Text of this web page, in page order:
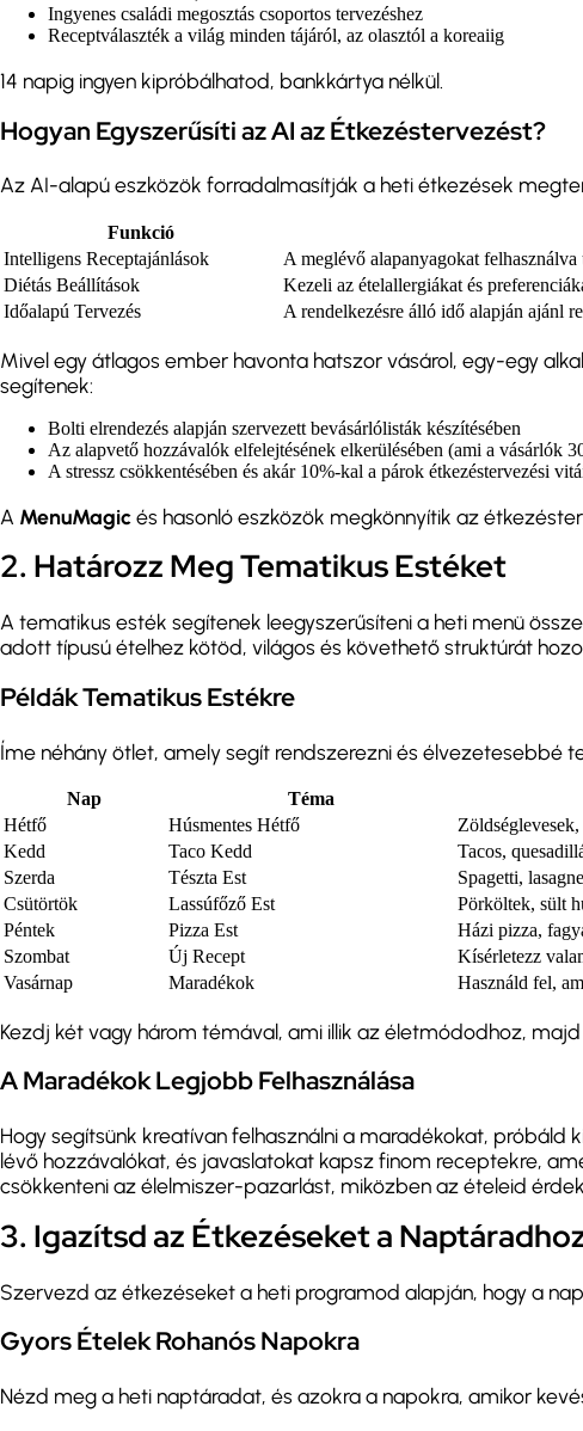
Ingyenes családi megosztás csoportos tervezéshez
Receptválaszték a világ minden tájáról, az olasztól a koreaiig
14 napig ingyen kipróbálhatod, bankkártya nélkül.
Hogyan Egyszerűsíti az AI az Étkezéstervezést?
Az AI-alapú eszközök forradalmasítják a heti étkezések
Funkció
Intelligens Receptajánlások
A meglévő alapanyagokat
Diétás Beállítások
Kezeli az ételallergiákat és
Időalapú Tervezés
A rendelkezésre álló idő alapján ajánl
Mivel egy átlagos ember havonta hatszor vásárol, egy-egy
segítenek:
Bolti elrendezés alapján szervezett bevásárlólisták készítésében
Az alapvető hozzávalók elfelejtésének elkerülésében (ami a vásárlók
A stressz csökkentésében és akár 10%-kal a párok étkezéstervezési
A MenuMagicés hasonló eszközök megkönnyítik az
2. Határozz Meg Tematikus Estéket
A tematikus esték segítenek leegyszerűsíteni a heti menü
adott típusú ételhez kötöd, világos és követhető struktúrát
Példák Tematikus Estékre
Íme néhány ötlet, amely segít rendszerezni és élvezetesebbé
Nap Téma
Hétfő
Húsmentes Hétfő
Kedd
Taco Kedd
Tacos,
Szerda
Tészta Est
Spagetti,
Csütörtök
Lassúfőző Est
Pörköltek, sült
Péntek
Pizza Est
Házi pizza,
Szombat
Új Recept
Kísérletezz
Vasárnap
Maradékok Használd fel,
Kezdj két vagy három témával, ami illik az életmódodhoz,
A Maradékok Legjobb Felhasználása
Hogy segítsünk kreatívan felhasználni a maradékokat, próbáld
lévő hozzávalókat, és javaslatokat kapsz finom receptekre,
csökkenteni az élelmiszer-pazarlást, miközben az ételeid
3. Igazítsd az Étkezéseket a
Szervezd az étkezéseket a heti programod alapján, hogy a
Gyors Ételek Rohanós Napokra
Nézd meg a heti naptáradat, és azokra a napokra, amikor